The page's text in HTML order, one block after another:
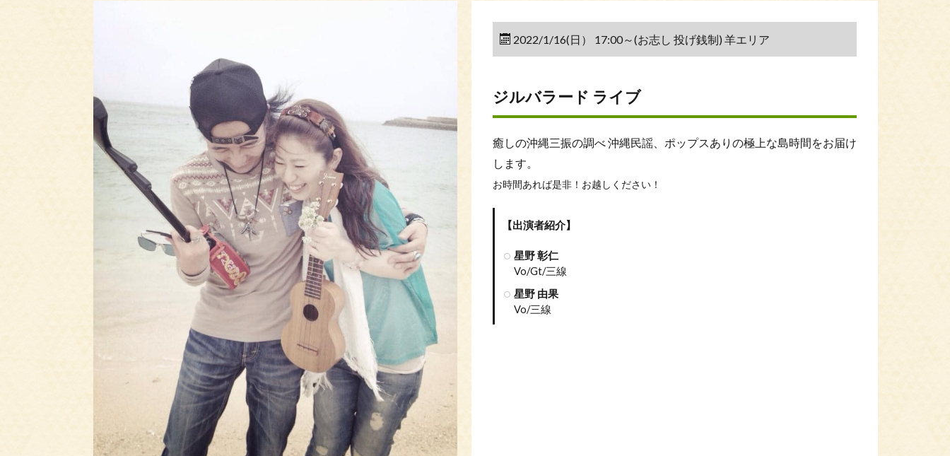
2022/1/16(日） 17:00～(お志し 投げ銭制) 羊エリア
ジルバラード ライブ
癒しの沖縄三振の調べ 沖縄民謡、ポップスありの極上な島時間をお届け
します。
お時間あれば是非！ お越しください！
【出演者紹介】
星野 彰仁
Vo/Gt/三線
星野 由果
Vo/三線